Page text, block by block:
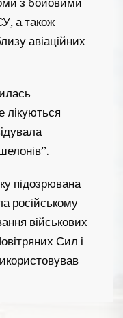
а також
авіаційних
лікуються
підозрювана
російському
військових
Сил і